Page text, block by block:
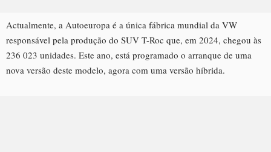
Actualmente, a Autoeuropa é a única fábrica mundial da VW
responsável pela produção do SUV T-Roc que, em 2024, chegou às
236 023 unidades. Este ano, está programado o arranque de uma
nova versão deste modelo, agora com uma versão híbrida.